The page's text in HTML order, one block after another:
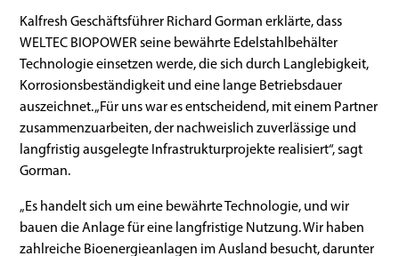
Kalfresh Geschäftsführer Richard Gorman erklärte, dass
WELTEC BIOPOWER seine bewährte Edelstahlbehälter
Technologie einsetzen werde, die sich durch Langlebigkeit,
Korrosionsbeständigkeit und eine lange Betriebsdauer
auszeichnet. „Für uns war es entscheidend, mit einem Partner
zusammenzuarbeiten, der nachweislich zuverlässige und
langfristig ausgelegte Infrastrukturprojekte realisiert“, sagt
Gorman.
„Es handelt sich um eine bewährte Technologie, und wir
bauen die Anlage für eine langfristige Nutzung. Wir haben
zahlreiche Bioenergieanlagen im Ausland besucht, darunter